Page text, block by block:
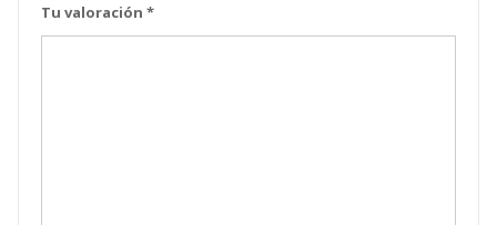
Tu valoración *